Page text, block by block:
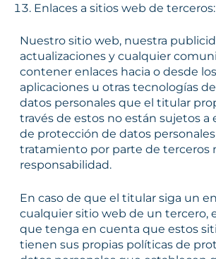
Enlaces a sitios web de terceros:
Nuestro sitio web, nuestra
actualizaciones y cualquier
contener enlaces hacia o desde
aplicaciones u otras tecnologías
datos personales que el titular
través de estos no están sujetos a
de protección de datos personales
tratamiento por parte de terceros
responsabilidad.
En caso de que el titular siga un
cualquier sitio web de un tercero,
que tenga en cuenta que estos
tienen sus propias políticas de